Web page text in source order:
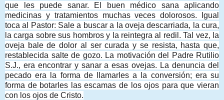
que les puede sanar. El buen médico sana aplicando
medicinas y tratamientos muchas veces dolorosos. Igual
toca al Pastor: Sale a buscar a la oveja descarriada, la cura,
la carga sobre sus hombros y la reintegra al redil. Tal vez, la
oveja bale de dolor al ser curada y se resista, hasta que,
restablecida salte de gozo. La motivación del Padre Rutilio
S.J., era encontrar y sanar a esas ovejas. La denuncia del
pecado era la forma de llamarles a la conversión; era su
forma de botarles las escamas de los ojos para que vieran
con los ojos de Cristo.